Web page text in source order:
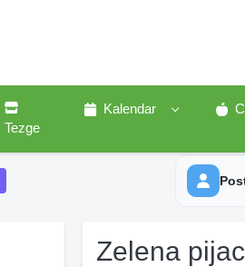
Tezge
Kalendar
Zelena